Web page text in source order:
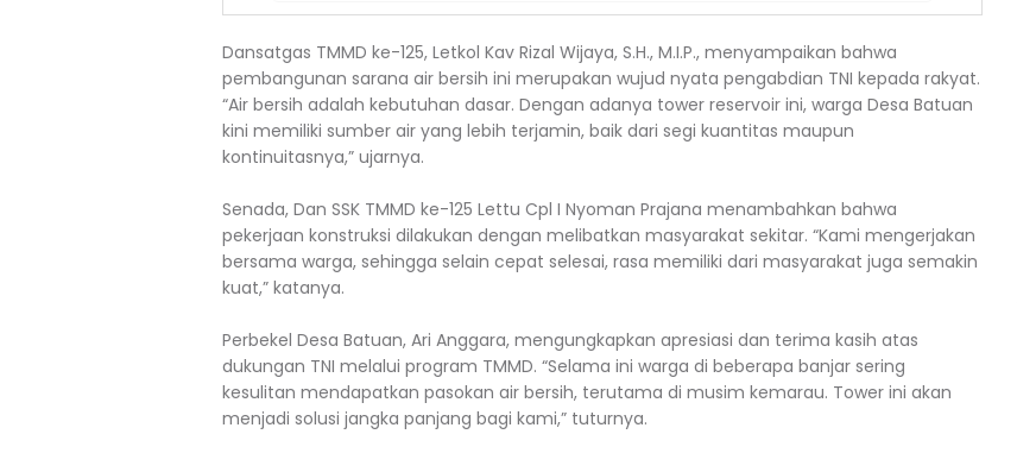
Dansatgas TMMD ke-125, Letkol Kav Rizal Wijaya, S.H., M.I.P., menyampaikan bahwa
pembangunan sarana air bersih ini merupakan wujud nyata pengabdian TNI kepada rakyat.
“Air bersih adalah kebutuhan dasar. Dengan adanya tower reservoir ini, warga Desa Batuan
kini memiliki sumber air yang lebih terjamin, baik dari segi kuantitas maupun
kontinuitasnya,” ujarnya.
Senada, Dan SSK TMMD ke-125 Lettu Cpl I Nyoman Prajana menambahkan bahwa
pekerjaan konstruksi dilakukan dengan melibatkan masyarakat sekitar. “Kami mengerjakan
bersama warga, sehingga selain cepat selesai, rasa memiliki dari masyarakat juga semakin
kuat,” katanya.
Perbekel Desa Batuan, Ari Anggara, mengungkapkan apresiasi dan terima kasih atas
dukungan TNI melalui program TMMD. “Selama ini warga di beberapa banjar sering
kesulitan mendapatkan pasokan air bersih, terutama di musim kemarau. Tower ini akan
menjadi solusi jangka panjang bagi kami,” tuturnya.